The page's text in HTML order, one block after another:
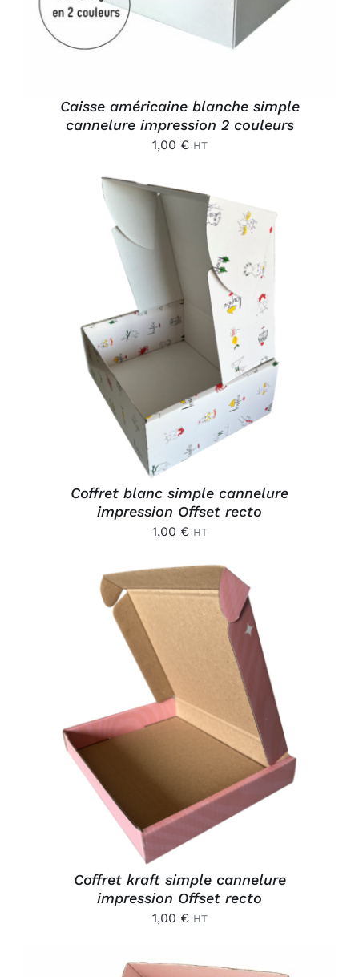
Caisse américaine blanche simple
cannelure impression 2 couleurs
1,00 € HT
AJOUTER AU PANIER
DÉTAILS
Coffret blanc simple cannelure
impression Offset recto
1,00 € HT
AJOUTER AU PANIER
DÉTAILS
Coffret kraft simple cannelure
impression Offset recto
1,00 € HT